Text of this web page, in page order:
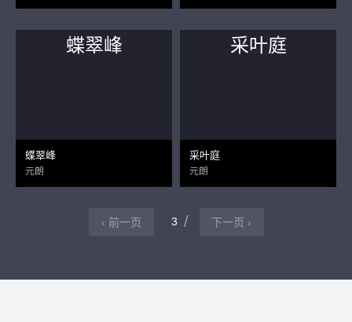
蝶翠峰
蝶翠峰
元朗
采叶庭
采叶庭
元朗
‹ 前一页 3 下一页 ›